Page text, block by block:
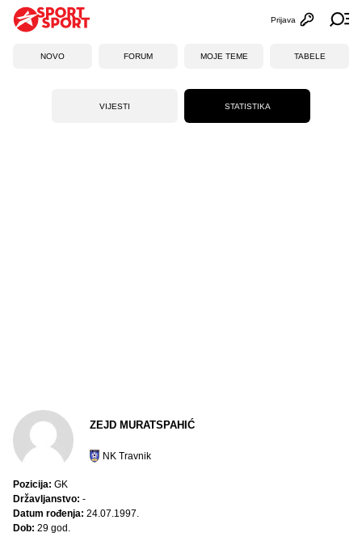
Otvori
Prijava
NOVO FORUM MOJE TEME TABELE
VIJESTI STATISTIKA
ZEJD MURATSPAHIĆ
NK Travnik
Pozicija: GK
Državljanstvo: -
Datum rođenja: 24.07.1997.
Dob: 29 god.